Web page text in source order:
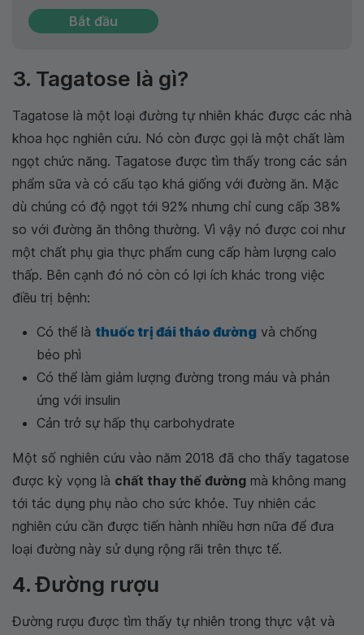
Bắt đầu
3. Tagatose là gì?
Tagatose là một loại đường tự nhiên khác được các nhà
khoa học nghiên cứu. Nó còn được gọi là một chất làm
ngọt chức năng. Tagatose được tìm thấy trong các sản
phẩm sữa và có cấu tạo khá giống với đường ăn. Mặc
dù chúng có độ ngọt tới 92% nhưng chỉ cung cấp 38%
so với đường ăn thông thường. Vì vậy nó được coi như
một chất phụ gia thực phẩm cung cấp hàm lượng calo
thấp. Bên cạnh đó nó còn có lợi ích khác trong việc
điều trị bệnh:
Có thể là thuốc trị đái tháo đường và chống
béo phì
Có thể làm giảm lượng đường trong máu và phản
ứng với insulin
Cản trở sự hấp thụ carbohydrate
Một số nghiên cứu vào năm 2018 đã cho thấy tagatose
được kỳ vọng là chất thay thế đường mà không mang
tới tác dụng phụ nào cho sức khỏe. Tuy nhiên các
nghiên cứu cần được tiến hành nhiều hơn nữa để đưa
loại đường này sử dụng rộng rãi trên thực tế.
4. Đường rượu
Đường rượu được tìm thấy tự nhiên trong thực vật và